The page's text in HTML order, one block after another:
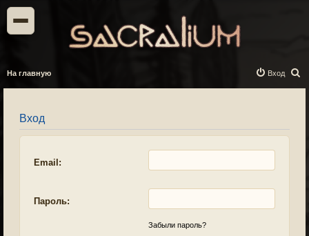
На главную
о
Вход
Вход
Email:
Пароль:
Забыли пароль?